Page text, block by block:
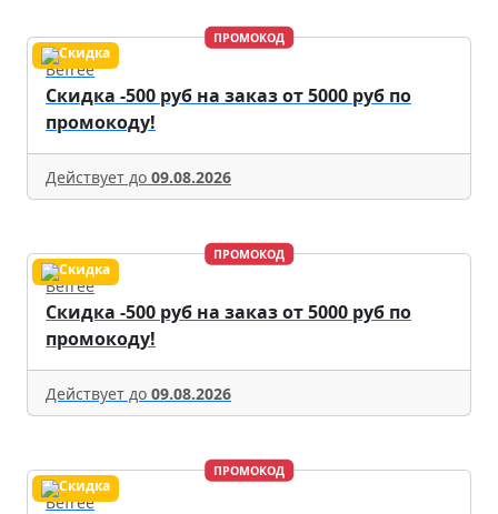
ПРОМОКОД
Befree
Скидка -500 руб на заказ от 5000 руб по
промокоду!
Действует до 09.08.2026
ПРОМОКОД
Befree
Скидка -500 руб на заказ от 5000 руб по
промокоду!
Действует до 09.08.2026
ПРОМОКОД
Befree